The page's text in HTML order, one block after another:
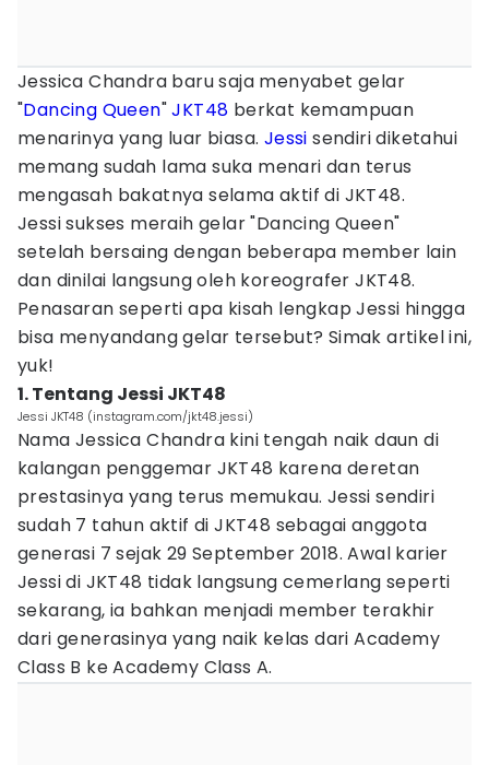
Jessica Chandra baru saja menyabet gelar
"Dancing Queen"JKT48 berkat kemampuan
menarinya yang luar biasa. Jessi sendiri diketahui
memang sudah lama suka menari dan terus
mengasah bakatnya selama aktif di JKT48.
Jessi sukses meraih gelar "Dancing Queen"
setelah bersaing dengan beberapa member lain
dan dinilai langsung oleh koreografer JKT48.
Penasaran seperti apa kisah lengkap Jessi hingga
bisa menyandang gelar tersebut? Simak artikel ini,
yuk!
1. Tentang Jessi JKT48
Jessi JKT48 (instagram.com/jkt48.jessi)
Nama Jessica Chandra kini tengah naik daun di
kalangan penggemar JKT48 karena deretan
prestasinya yang terus memukau. Jessi sendiri
sudah 7 tahun aktif di JKT48 sebagai anggota
generasi 7 sejak 29 September 2018. Awal karier
Jessi di JKT48 tidak langsung cemerlang seperti
sekarang, ia bahkan menjadi member terakhir
dari generasinya yang naik kelas dari Academy
Class B ke Academy Class A.